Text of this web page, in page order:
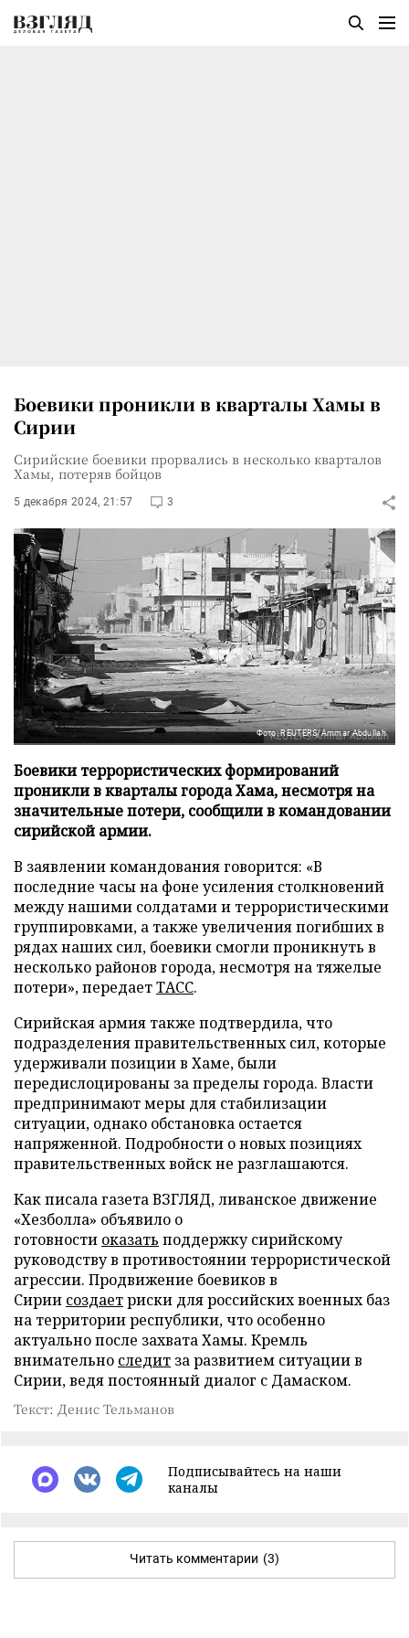
Боевики проникли в кварталы Хамы в
Сирии
Сирийские боевики прорвались в несколько кварталов
Хамы, потеряв бойцов
5 декабря 2024, 21:57 3
Фото: REUTERS/Ammar Abdullah
Боевики террористических формирований
проникли в кварталы города Хама, несмотря на
значительные потери, сообщили в командовании
сирийской армии.
В заявлении командования говорится: «В
последние часы на фоне усиления столкновений
между нашими солдатами и террористическими
группировками, а также увеличения погибших в
рядах наших сил, боевики смогли проникнуть в
несколько районов города, несмотря на тяжелые
потери», передаетТАСС.
Сирийская армия также подтвердила, что
подразделения правительственных сил, которые
удерживали позиции в Хаме, были
передислоцированы за пределы города. Власти
предпринимают меры для стабилизации
ситуации, однако обстановка остается
напряженной. Подробности о новых позициях
правительственных войск не разглашаются.
Как писала газета ВЗГЛЯД, ливанское движение
«Хезболла» объявило о
готовности оказать поддержку сирийскому
руководству в противостоянии террористической
агрессии. Продвижение боевиков в
Сирии создаетриски для российских военных баз
на территории республики, что особенно
актуально после захвата Хамы. Кремль
внимательно следит за развитием ситуации в
Сирии, ведя постоянный диалог с Дамаском.
Текст: Денис Тельманов
Подписывайтесь на наши
каналы
Читать комментарии (3)